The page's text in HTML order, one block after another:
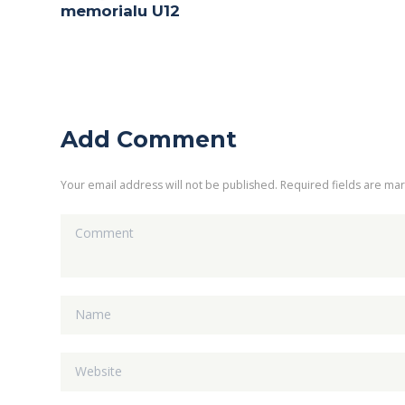
memorialu U12
Add Comment
Your email address will not be published. Required fields are